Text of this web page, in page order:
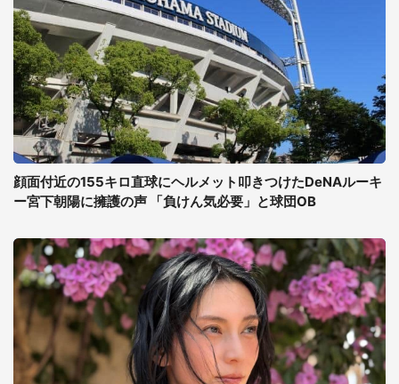
顔面付近の155キロ直球にヘルメット叩きつけたDeNAルーキ
ー宮下朝陽に擁護の声 「負けん気必要」と球団OB